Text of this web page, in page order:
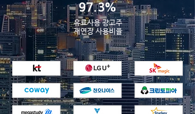
97.3%
유료사용 광고주
​재연장 사용비율